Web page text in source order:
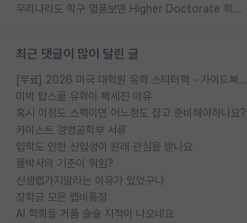
우리나라도 학구 열풍보면 Higher Doctorate 학위가 필요하다고 봅니다.
최근 댓글이 많이 달린 글
[무료] 2026 미국 대학원 유학 스타터팩 - 가이드북 & 합격자 컨택메일 템플릿
미박 탑스쿨 유학이 빡세진 이유
혹시 이정도 스펙이면 어느정도 잡고 준비해야하나요?
카이스트 경영공학부 서류
입학도 안한 신입생이 원래 관심을 받나요
물박사의 기준이 뭐임?
신생랩가지말라는 이유가 있었구나
장학금 모은 랩비통장
AI 학회들 거품 슬슬 지적이 나오네요